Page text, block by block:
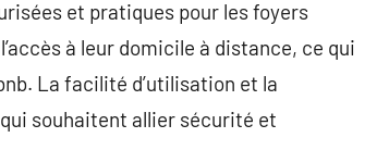
et pratiques pour les foyers
à leur domicile à distance, ce qui
La facilité d’utilisation et la
souhaitent allier sécurité et